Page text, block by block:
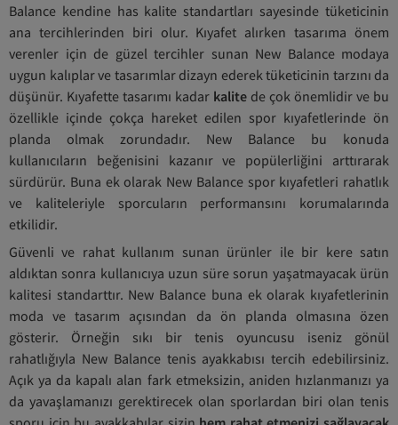
Balance kendine has kalite standartları sayesinde tüketicinin
ana tercihlerinden biri olur. Kıyafet alırken tasarıma önem
verenler için de güzel tercihler sunan New Balance modaya
uygun kalıplar ve tasarımlar dizayn ederek tüketicinin tarzını da
düşünür. Kıyafette tasarımı kadar kalite de çok önemlidir ve bu
özellikle içinde çokça hareket edilen spor kıyafetlerinde ön
planda olmak zorundadır. New Balance bu konuda
kullanıcıların beğenisini kazanır ve popülerliğini arttırarak
sürdürür. Buna ek olarak New Balance spor kıyafetleri rahatlık
ve kaliteleriyle sporcuların performansını korumalarında
etkilidir.
Güvenli ve rahat kullanım sunan ürünler ile bir kere satın
aldıktan sonra kullanıcıya uzun süre sorun yaşatmayacak ürün
kalitesi standarttır. New Balance buna ek olarak kıyafetlerinin
moda ve tasarım açısından da ön planda olmasına özen
gösterir. Örneğin sıkı bir tenis oyuncusu iseniz gönül
rahatlığıyla New Balance tenis ayakkabısı tercih edebilirsiniz.
Açık ya da kapalı alan fark etmeksizin, aniden hızlanmanızı ya
da yavaşlamanızı gerektirecek olan sporlardan biri olan tenis